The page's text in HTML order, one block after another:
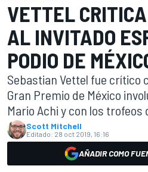
VETTEL
AL INVITADO
PODIO DE
Sebastian Vettel fue crítico
Gran Premio de México
Mario Achi y con los trofeos
Scott Mitchell
Editado: 28 oct 2019, 16:16
AÑADIR COMO